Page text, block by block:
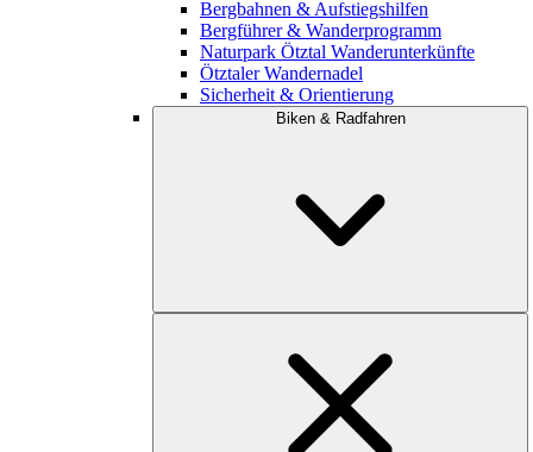
Bergbahnen & Aufstiegshilfen
Bergführer & Wanderprogramm
Naturpark Ötztal Wanderunterkünfte
Ötztaler Wandernadel
Sicherheit & Orientierung
Biken & Radfahren